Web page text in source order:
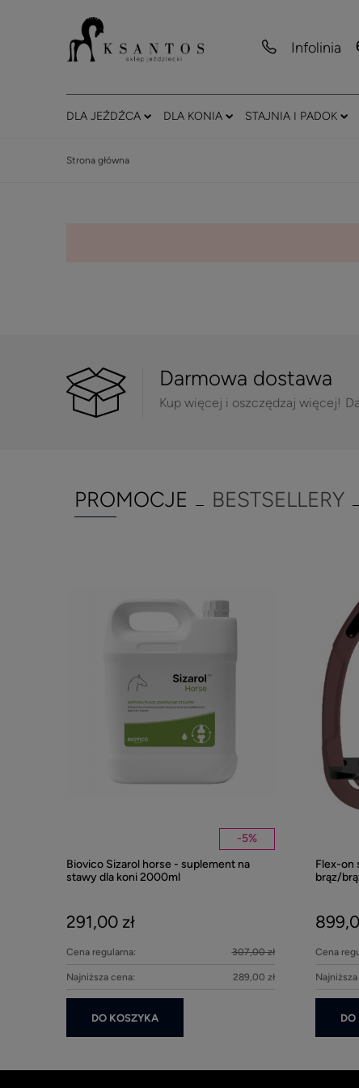
Infolinia
DLA JEŹDŹCA DLA KONIA STAJNIA I PADOK
Strona główna
Darmowa dostawa
Kup więcej i oszczędzaj więcej!
PROMOCJE BESTSELLERY
-5%
Biovico Sizarol horse - suplement na
stawy dla koni 2000ml
291,00 zł
Cena regularna: 307,00 zł
Najniższa cena: 289,00 zł
DO KOSZYKA
Flex-on
brąz/
Cena
DO